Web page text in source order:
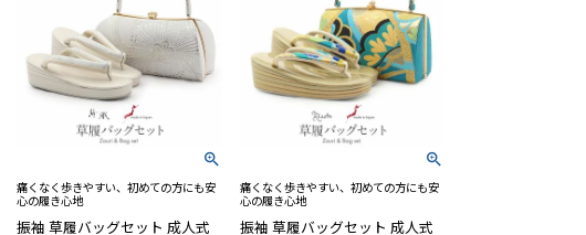
痛くなく歩きやすい、初めての方にも安
心の履き心地
振袖 草履バッグセット 成人式
痛くなく歩きやすい、初めての方にも安
心の履き心地
振袖 草履バッグセット 成人式